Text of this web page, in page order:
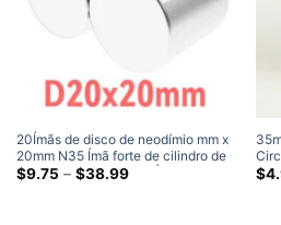
20Ímãs de disco de neodímio mm x
20mm N35 Ímã forte de cilindro de
terras raras 20x20mm Ímãs
$9.75 – $38.99Faixa
$